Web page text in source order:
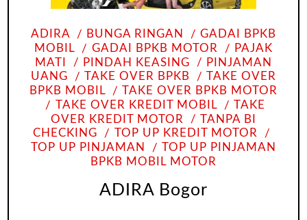
ADIRA BUNGA RINGAN
GADAI BPKB
MOBIL
GADAI BPKB MOTOR
PAJAK
MATI
PINDAH KEASING
PINJAMAN
UANG
TAKE OVER BPKB
TAKE OVER
BPKB MOBIL
TAKE OVER BPKB MOTOR
TAKE OVER KREDIT MOBIL
TAKE
OVER KREDIT MOTOR
TANPA BI
CHECKING
TOP UP KREDIT MOTOR
TOP UP PINJAMAN
TOP UP PINJAMAN
BPKB MOBIL MOTOR
ADIRA Bogor